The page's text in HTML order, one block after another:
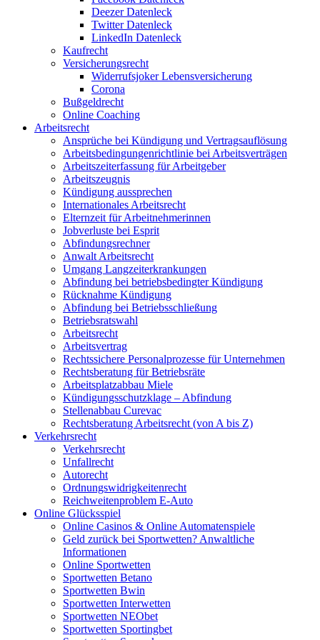
Deezer Datenleck
Twitter Datenleck
LinkedIn Datenleck
Kaufrecht
Versicherungsrecht
Widerrufsjoker Lebensversicherung
Corona
Bußgeldrecht
Online Coaching
Arbeitsrecht
Ansprüche bei Kündigung und Vertragsauflösung
Arbeitsbedingungenrichtlinie bei Arbeitsverträgen
Arbeitszeiterfassung für Arbeitgeber
Arbeitszeugnis
Kündigung aussprechen
Internationales Arbeitsrecht
Elternzeit für Arbeitnehmerinnen
Jobverluste bei Esprit
Abfindungsrechner
Anwalt Arbeitsrecht
Umgang Langzeiterkrankungen
Abfindung bei betriebsbedingter Kündigung
Rücknahme Kündigung
Abfindung bei Betriebsschließung
Betriebsratswahl
Arbeitsrecht
Arbeitsvertrag
Rechtssichere Personalprozesse für Unternehmen
Rechtsberatung für Betriebsräte
Arbeitsplatzabbau Miele
Kündigungsschutzklage – Abfindung
Stellenabbau Curevac
Rechtsberatung Arbeitsrecht (von A bis Z)
Verkehrsrecht
Verkehrsrecht
Unfallrecht
Autorecht
Ordnungswidrigkeitenrecht
Reichweitenproblem E-Auto
Online Glücksspiel
Online Casinos & Online Automatenspiele
Geld zurück bei Sportwetten? Anwaltliche
Informationen
Online Sportwetten
Sportwetten Betano
Sportwetten Bwin
Sportwetten Interwetten
Sportwetten NEObet
Sportwetten Sportingbet